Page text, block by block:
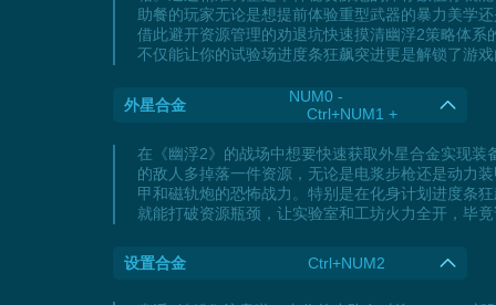
助餐的玩家无论是想提前体验重型武器的暴力美学
借此避开资源管理的劝退坑快速摸清幽浮2策略体
不仅能让你的试验场进度条狂飙突进更是解锁了游
外星合金
NUM0 -
Ctrl+NUM1 +
在《幽浮2》的战场中想要快速获取外星合金实现
的敌人多掉落一件资源，无论是电浆步枪还是动力
甲和磁轨炮的恐怖战力。特别是在化身计划进度条
就能打破资源瓶颈，让实验室和工坊火力全开，毕
设置合金 Ctrl+NUM2